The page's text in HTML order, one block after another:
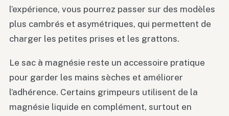
l’expérience, vous pourrez passer sur des modèles
plus cambrés et asymétriques, qui permettent de
charger les petites prises et les grattons.
Le sac à magnésie reste un accessoire pratique
pour garder les mains sèches et améliorer
l’adhérence. Certains grimpeurs utilisent de la
magnésie liquide en complément, surtout en